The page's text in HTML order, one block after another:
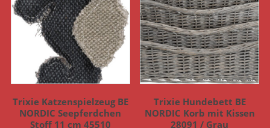
Trixie Katzenspielzeug BE
NORDIC Seepferdchen
Stoff 11 cm 45510
Trixie Hundebett BE
NORDIC Korb mit Kissen
28091 / Grau